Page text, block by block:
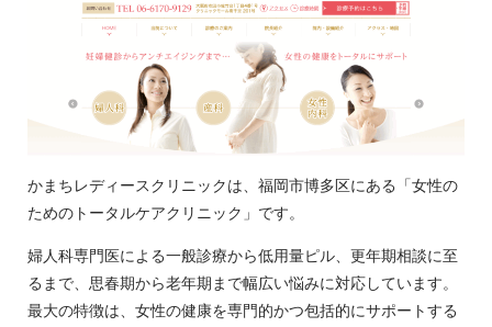
かまちレディースクリニックは、福岡市博多区にある「女性の
ためのトータルケアクリニック」です。
婦人科専門医による一般診療から低用量ピル、更年期相談に至
るまで、思春期から老年期まで幅広い悩みに対応しています。
最大の特徴は、女性の健康を専門的かつ包括的にサポートする